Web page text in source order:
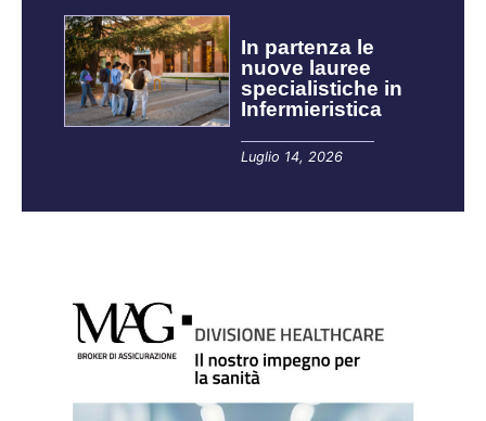
In partenza le
nuove lauree
specialistiche in
Infermieristica
Luglio 14, 2026